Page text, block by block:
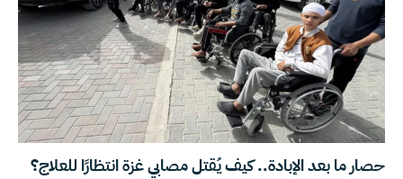
حصار ما بعد الإبادة.. كيف يُقتل مصابي غزة انتظارًا للعلاج؟